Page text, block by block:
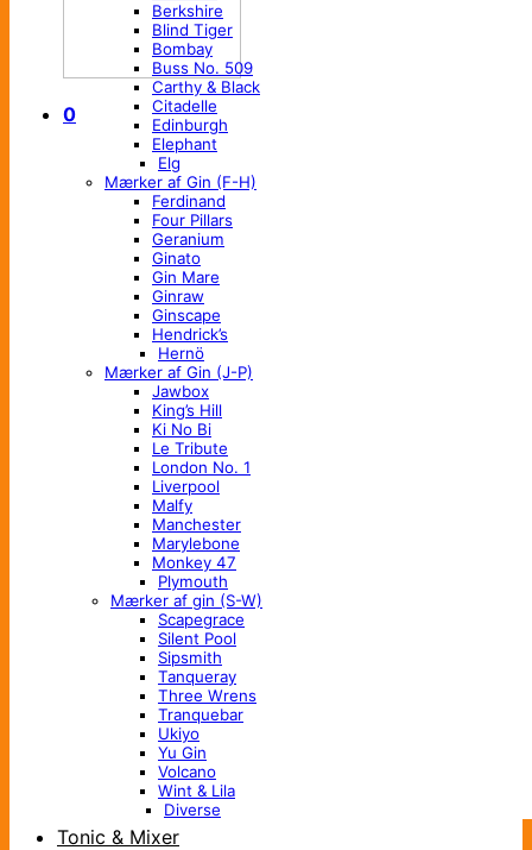
0
Berkshire
Blind Tiger
Bombay
Buss No. 509
Carthy & Black
Citadelle
Edinburgh
Elephant
Elg
Mærker af Gin (F-H)
Ferdinand
Four Pillars
Geranium
Ginato
Gin Mare
Ginraw
Ginscape
Hendrick’s
Hernö
Mærker af Gin (J-P)
Jawbox
King’s Hill
Ki No Bi
Le Tribute
London No. 1
Liverpool
Malfy
Manchester
Marylebone
Monkey 47
Plymouth
Mærker af gin (S-W)
Scapegrace
Silent Pool
Sipsmith
Tanqueray
Three Wrens
Tranquebar
Ukiyo
Yu Gin
Volcano
Wint & Lila
Diverse
Tonic & Mixer